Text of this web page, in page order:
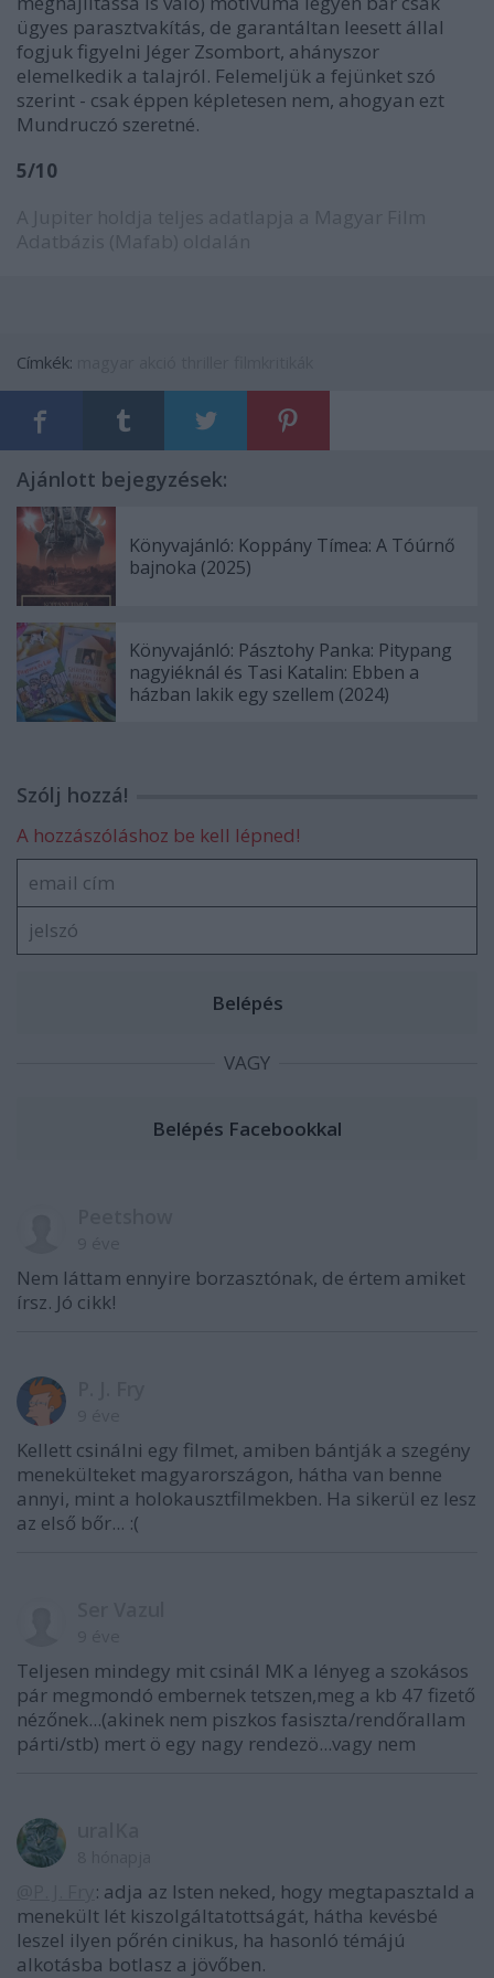
ügyes parasztvakítás, de garantáltan leesett állal
fogjuk figyelni Jéger Zsombort, ahányszor
elemelkedik a talajról. Felemeljük a fejünket szó
szerint - csak éppen képletesen nem, ahogyan ezt
Mundruczó szeretné.
5/10
Címkék:
Ajánlott bejegyzések:
Könyvajánló: Koppány Tímea: A Tóúrnő
bajnoka (2025)
Könyvajánló: Pásztohy Panka: Pitypang
nagyiéknál és Tasi Katalin: Ebben a
házban lakik egy szellem (2024)
Szólj hozzá!
A hozzászóláshoz be kell lépned!
VAGY
Nem láttam ennyire borzasztónak, de értem amiket
írsz. Jó cikk!
Kellett csinálni egy filmet, amiben bántják a szegény
menekülteket magyarországon, hátha van benne
annyi, mint a holokausztfilmekben. Ha sikerül ez lesz
az első bőr... :(
Teljesen mindegy mit csinál MK a lényeg a szokásos
pár megmondó embernek tetszen,meg a kb 47 fizető
nézőnek...(akinek nem piszkos fasiszta/rendőrallam
párti/stb) mert ö egy nagy rendezö...vagy nem
: adja az Isten neked, hogy megtapasztald a
menekült lét kiszolgáltatottságát, hátha kevésbé
leszel ilyen pőrén cinikus, ha hasonló témájú
alkotásba botlasz a jövőben.